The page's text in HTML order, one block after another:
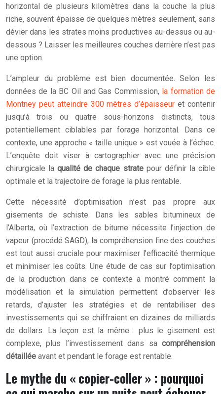
horizontal de plusieurs kilomètres dans la couche la plus
riche, souvent épaisse de quelques mètres seulement, sans
dévier dans les strates moins productives au-dessus ou au-
dessous ? Laisser les meilleures couches derrière n’est pas
une option.
L’ampleur du problème est bien documentée. Selon les
données de la BC Oil and Gas Commission, la formation de
Montney peut atteindre 300 mètres d’épaisseur et contenir
jusqu’à trois ou quatre sous-horizons distincts, tous
potentiellement ciblables par forage horizontal. Dans ce
contexte, une approche « taille unique » est vouée à l’échec.
L’enquête doit viser à cartographier avec une précision
chirurgicale laqualité de chaque stratepour définir la cible
optimale et la trajectoire de forage la plus rentable.
Cette nécessité d’optimisation n’est pas propre aux
gisements de schiste. Dans les sables bitumineux de
l’Alberta, où l’extraction de bitume nécessite l’injection de
vapeur (procédé SAGD), la compréhension fine des couches
est tout aussi cruciale pour maximiser l’efficacité thermique
et minimiser les coûts. Une étude de cas sur l’optimisation
de la production dans ce contexte a montré comment la
modélisation et la simulation permettent d’observer les
retards, d’ajuster les stratégies et de rentabiliser des
investissements qui se chiffraient en dizaines de milliards
de dollars. La leçon est la même : plus le gisement est
complexe, plus l’investissement dans sa compréhension
détaillée avant et pendant le forage est rentable.
Le mythe du « copier-coller » : pourquoi